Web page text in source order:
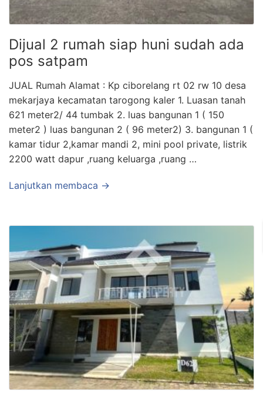
Dijual 2 rumah siap huni sudah ada
pos satpam
JUAL Rumah Alamat : Kp ciborelang rt 02 rw 10 desa
mekarjaya kecamatan tarogong kaler 1. Luasan tanah
621 meter2/ 44 tumbak 2. ⁠luas bangunan 1 ( 150
meter2 ) luas bangunan 2 ( 96 meter2) 3. ⁠bangunan 1 (
kamar tidur 2,kamar mandi 2, mini pool private, listrik
2200 watt dapur ,ruang keluarga ,ruang …
Lanjutkan membaca →